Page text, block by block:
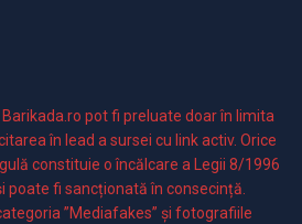
pot fi preluate doar în limita
în lead a sursei cu link activ. Orice
constituie o încălcare a Legii 8/1996
poate fi sancționată în consecință.
”Mediafakes” și fotografiile